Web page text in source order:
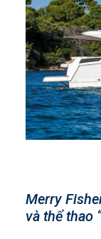
Merry
và thể thao